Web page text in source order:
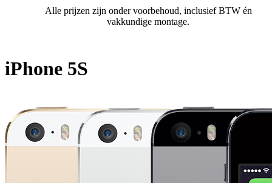
Alle prijzen zijn onder voorbehoud, inclusief BTW én
vakkundige montage.
iPhone 5S